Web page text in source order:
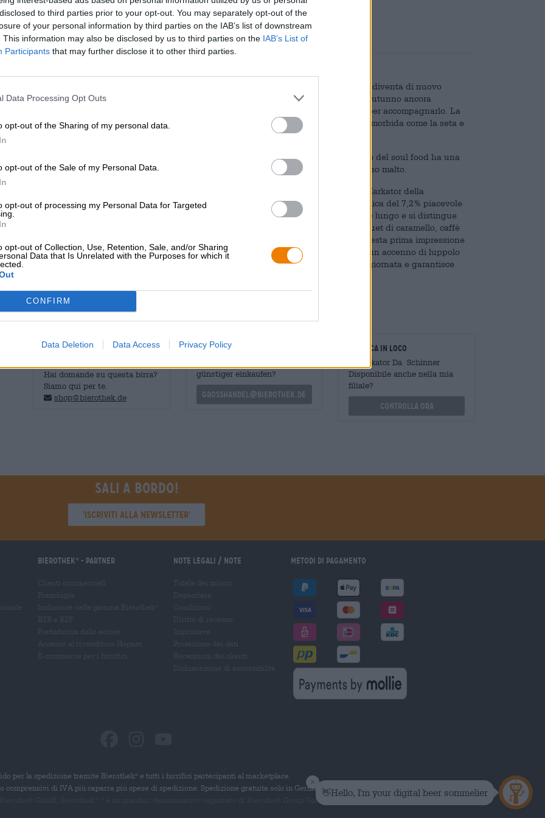
to third parties prior to your opt-out. You may separately opt-out of the
of your personal information by third parties on the IAB’s list of downstream
This information may also be disclosed by us to third parties on the IAB’s List of
Participants that may further disclose it to other third parties.
Data Processing Opt Outs
opt-out of the Sharing of my personal data.
opt-out of the Sale of my Personal Data.
opt-out of processing my Personal Data for Targeted
opt-out of Collection, Use, Retention, Sale, and/or Sharing
Data that Is Unrelated with the Purposes for which it
CONFIRM
Data Deletion Data Access Privacy Policy
* I prezzi sono comprensivi di accisa
Descrizione Informazioni Recensioni(0)
Quando le giornate si accorciano e diventano più fredde, la settimana lavorativa diventa di nuovo
insopportabile, da ore cade dal cielo una pioggia fredda e umida o quando nell'autunno ancora
giovane si accende per la prima volta il caminetto, allora ci vuole la giusta birra per accompagnarlo. La
birra giusta accarezza l'anima, riscalda dall'interno e crea con la sua consistenza morbida come la seta e
In situazioni come queste ci piace prendere una birra Bock. L'equivalente birrario del soul food ha una
porzione extra di alcol e viene solitamente prodotto con un'abbondanza di gustoso malto.
Una variante artigianale della Franconia proviene dal birrificio Schinner. Il loro Markator della
Franconia è un potente Doppelbock che porta nel bicchiere una gradazione alcolica del 7,2% piacevole
per l'anima e un corpo potente. La birra è maturata per un tempo particolarmente lungo e si distingue
per l'alto mosto originale e un scintillante colore rosso rubino castagna. Un bouquet di caramello, caffè
e frutti scuri si alza dalla schiuma compatta e cremosa. Il gusto iniziale segue questa prima impressione
e intrappola il palato con malto tostato, caramello, spezie calde, fumo delicato e un accenno di luppolo
nobile. Schinners Markator fornisce tutto ciò di cui hai bisogno dopo una lunga giornata e garantisce
CONSULENZA GRATUITA SULLA
Hai domande su questa birra?
Siamo qui per te.
shop@bierothek.de
commercianti o ristoratori
günstiger einkaufen?
grosshandel@bierothek.de
Verifica in loco
È Markator Da Schinner
Disponibile anche nella mia
filiale?
Controlla ora
Sali a bordo!
'Iscriviti alla newsletter'
Bierothek - Partner Note legali / Note Metodi di pagamento
per la spedizione tramite Bierothek
e tutti i birrifici partecipanti al marketplace
comprensivi di IVA più caparra più spese di spedizione. Spedizione gratuita solo in Germania.
marchio denominativo registrato di Bierothek Group GmbH. Tutti i diritti riservati.